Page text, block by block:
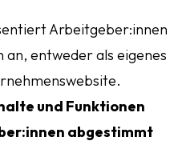
Arbeitgeber:innen
entweder als eigenes
und Funktionen
abgestimmt